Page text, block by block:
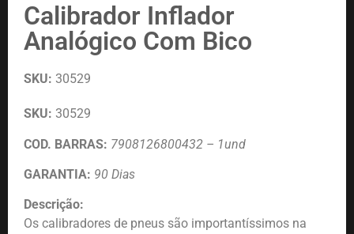
Calibrador Inflador
Analógico Com Bico
SKU: 30529
SKU: 30529
COD. BARRAS: 7908126800432 – 1und
GARANTIA: 90 Dias
Descrição:
Os calibradores de pneus são importantíssimos na